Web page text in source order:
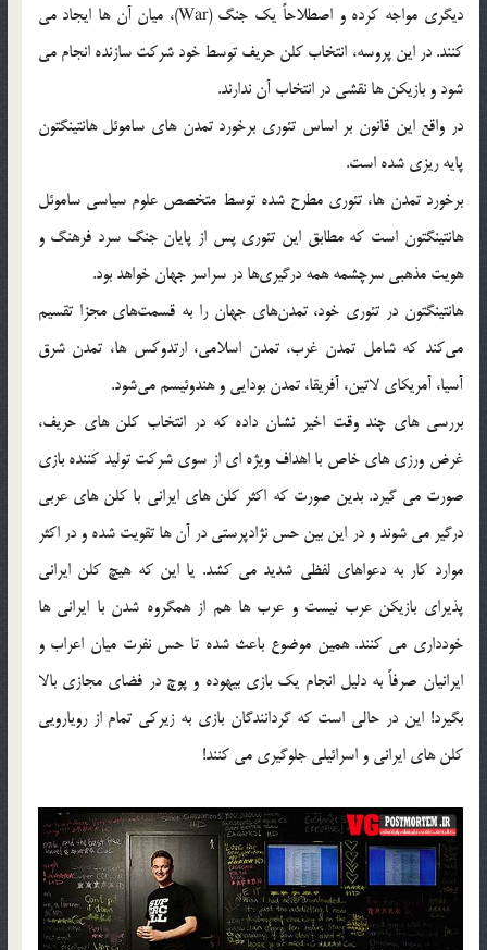
دیگری مواجه کرده و اصطلاحاً یک جنگ (War)، میان آن ها ایجاد می
کنند. در این پروسه، انتخاب کلن حریف توسط خود شرکت سازنده انجام می
شود و بازیکن ها نقشی در انتخاب آن ندارند.
در واقع این قانون بر اساس تئوری برخورد تمدن های ساموئل هانتینگتون
پایه ریزی شده است.
برخورد تمدن ها، تئوری مطرح شده توسط متخصص علوم سیاسی ساموئل
هانتینگتون است که مطابق این تئوری پس از پایان جنگ سرد فرهنگ و
هویت مذهبی سرچشمه همه درگیری‌ها در سراسر جهان خواهد بود.
هانتینگتون در تئوری خود، تمدن‌های جهان را به قسمت‌های مجزا تقسیم
می‌کند که شامل تمدن غرب، تمدن اسلامی، ارتدوکس ها، تمدن شرق
آسیا، آمریکای لاتین، آفریقا، تمدن بودایی و هندوئیسم می‌شود.
بررسی های چند وقت اخیر نشان داده که در انتخاب کلن های حریف،
غرض ورزی های خاص با اهداف ویژه ای از سوی شرکت تولید کننده بازی
صورت می گیرد. بدین صورت که اکثر کلن های ایرانی با کلن های عربی
درگیر می شوند و در این بین حس نژادپرستی در آن ها تقویت شده و در اکثر
موارد کار به دعواهای لفظی شدید می کشد. یا این که هیچ کلن ایرانی
پذیرای بازیکن عرب نیست و عرب ها هم از همگروه شدن با ایرانی ها
خودداری می کنند. همین موضوع باعث شده تا حس نفرت میان اعراب و
ایرانیان صرفاً به دلیل انجام یک بازی بیهوده و پوچ در فضای مجازی بالا
بگیرد! این در حالی است که گردانندگان بازی به زیرکی تمام از رویارویی
کلن های ایرانی و اسرائیلی جلوگیری می کنند!